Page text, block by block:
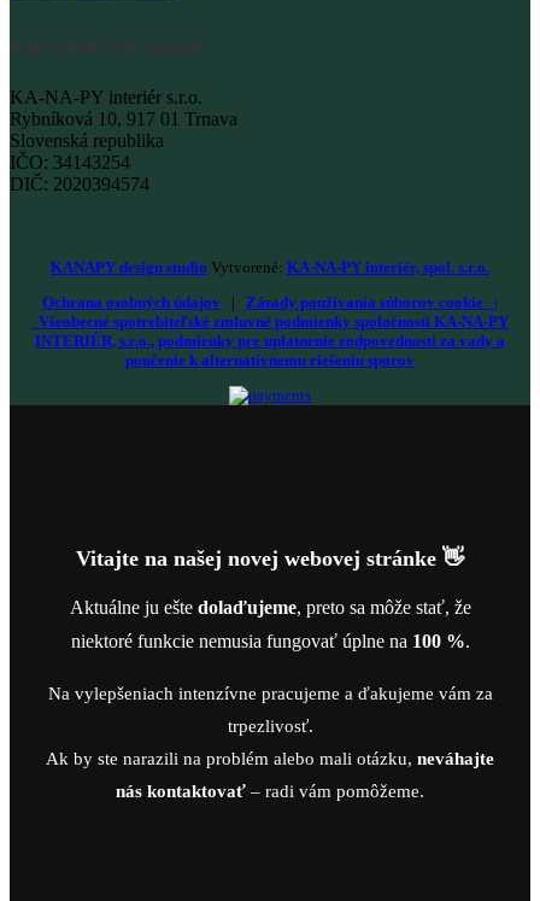
FAKTURAČNÉ ÚDAJE
KA-NA-PY interiér s.r.o.
Rybníková 10, 917 01 Trnava
Slovenská republika
IČO: 34143254
DIČ: 2020394574
KANAPY design studio Vytvorené: KA-NA-PY interiér, spol. s.r.o.
Ochrana osobných údajov | Zásady používania súborov cookie |
Všeobecné spotrebiteľské zmluvné podmienky spoločnosti KA-NA-PY
INTERIÉR, s.r.o., podmienky pre uplatnenie zodpovednosti za vady a
poučenie k alternatívnemu riešeniu sporov
Vitajte na našej novej webovej stránke 👋
Aktuálne ju ešte dolaďujeme, preto sa môže stať, že
niektoré funkcie nemusia fungovať úplne na 100 %.
Na vylepšeniach intenzívne pracujeme a ďakujeme vám za
trpezlivosť.
Ak by ste narazili na problém alebo mali otázku, neváhajte
nás kontaktovať – radi vám pomôžeme.